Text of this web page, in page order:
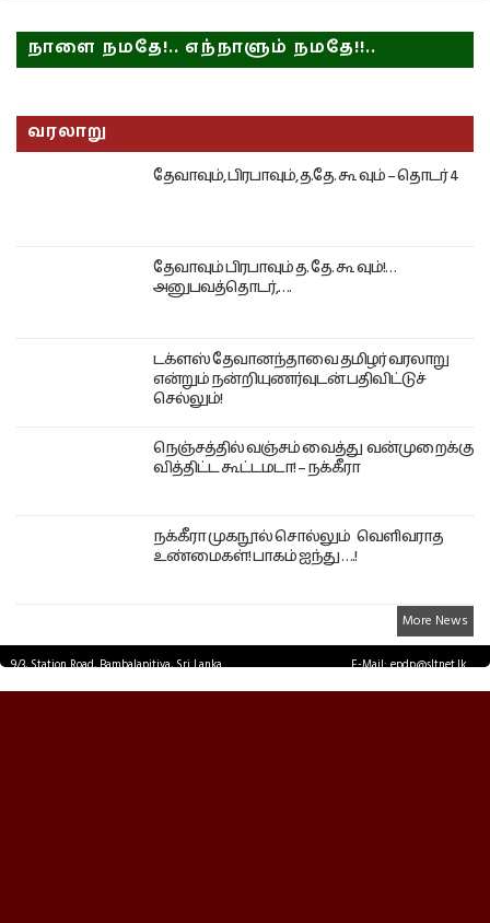
நாளை நமதே!.. எந்நாளும் நமதே!!..
வரலாறு
தேவாவும், பிரபாவும், த.தே. கூ வும் – தொடர் 4
தேவாவும் பிரபாவும் த. தே. கூ வும்!…
அனுபவத்தொடர்,….
டக்ளஸ் தேவானந்தாவை தமிழர் வரலாறு
என்றும் நன்றியுணர்வுடன் பதிவிட்டுச்
செல்லும்!
நெஞ்சத்தில் வஞ்சம் வைத்து வன்முறைக்கு
வித்திட்ட கூட்டமடா! – நக்கீரா
நக்கீரா முகநூல் சொல்லும் வெளிவராத
உண்மைகள்! பாகம் ஐந்து ….!
More News
9/3, Station Road, Bambalapitiya, Sri Lanka.
E-Mail: epdp@sltnet.lk